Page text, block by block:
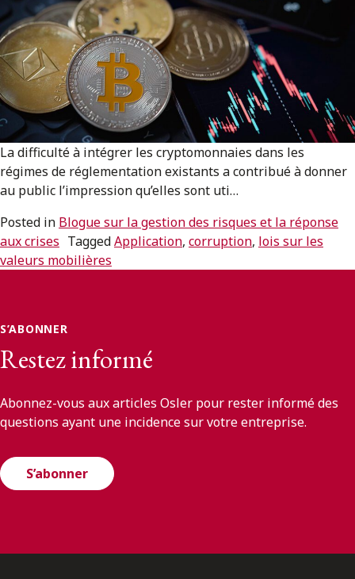
La difficulté à intégrer les cryptomonnaies dans les
régimes de réglementation existants a contribué à donner
au public l’impression qu’elles sont uti…
Posted in Blogue sur la gestion des risques et la réponse
aux crises TaggedApplication, corruption, lois sur les
valeurs mobilières
S’ABONNER
Restez informé
Abonnez-vous aux articles Osler pour rester informé des
questions ayant une incidence sur votre entreprise.
S’abonner